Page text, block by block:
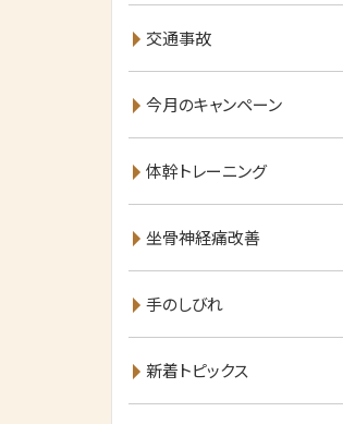
交通事故
今月のキャンペーン
体幹トレーニング
坐骨神経痛改善
手のしびれ
新着トピックス